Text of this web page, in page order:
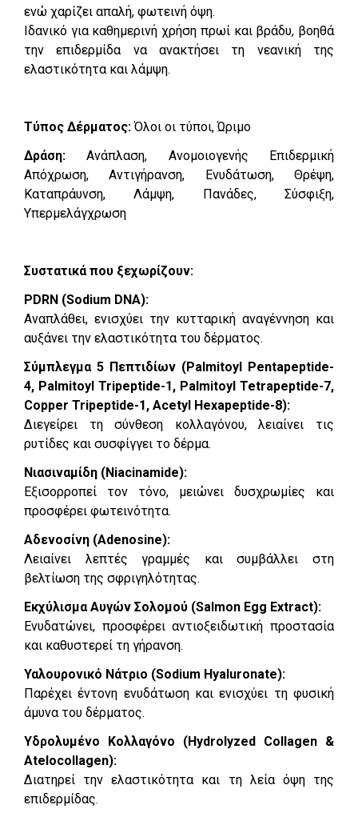
ενώ χαρίζει απαλή, φωτεινή όψη.
Ιδανικό για καθημερινή χρήση πρωί και βράδυ, βοηθά
την επιδερμίδα να ανακτήσει τη νεανική της
ελαστικότητα και λάμψη.
Τύπος Δέρματος:Όλοι οι τύποι, Ώριμο
Δράση:Ανάπλαση, Ανομοιογενής Επιδερμική
Απόχρωση, Αντιγήρανση, Ενυδάτωση, Θρέψη,
Καταπράυνση, Λάμψη, Πανάδες, Σύσφιξη,
Υπερμελάγχρωση
Συστατικά που ξεχωρίζουν:
PDRN (Sodium DNA):
Αναπλάθει, ενισχύει την κυτταρική αναγέννηση και
αυξάνει την ελαστικότητα του δέρματος.
Σύμπλεγμα 5 Πεπτιδίων (Palmitoyl Pentapeptide-
4, Palmitoyl Tripeptide-1, Palmitoyl Tetrapeptide-7,
Copper Tripeptide-1, Acetyl Hexapeptide-8):
Διεγείρει τη σύνθεση κολλαγόνου, λειαίνει τις
ρυτίδες και συσφίγγει το δέρμα.
Νιασιναμίδη (Niacinamide):
Εξισορροπεί τον τόνο, μειώνει δυσχρωμίες και
προσφέρει φωτεινότητα.
Αδενοσίνη (Adenosine):
Λειαίνει λεπτές γραμμές και συμβάλλει στη
βελτίωση της σφριγηλότητας.
Εκχύλισμα Αυγών Σολομού (Salmon Egg Extract):
Ενυδατώνει, προσφέρει αντιοξειδωτική προστασία
και καθυστερεί τη γήρανση.
Υαλουρονικό Νάτριο (Sodium Hyaluronate):
Παρέχει έντονη ενυδάτωση και ενισχύει τη φυσική
άμυνα του δέρματος.
Υδρολυμένο Κολλαγόνο (Hydrolyzed Collagen &
Atelocollagen):
Διατηρεί την ελαστικότητα και τη λεία όψη της
επιδερμίδας.